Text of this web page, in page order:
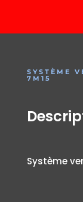
SYSTÈME
7M15
Système